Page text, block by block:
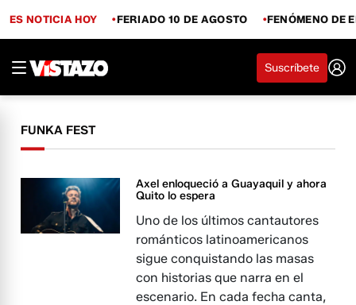
ES NOTICIA HOY FERIADO 10 DE AGOSTO FENÓMENO DE
Suscríbete
FUNKA FEST
Axel enloqueció a Guayaquil y ahora
Quito lo espera
Uno de los últimos cantautores
románticos latinoamericanos
sigue conquistando las masas
con historias que narra en el
escenario. En cada fecha canta,